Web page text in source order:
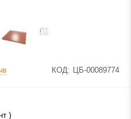
КОД: ЦБ-00089774
)